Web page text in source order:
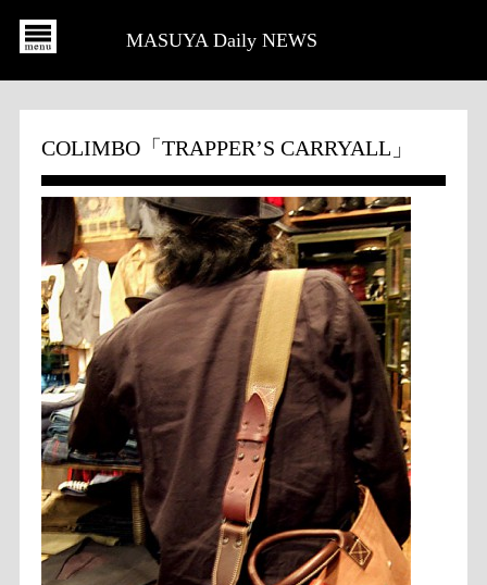
MASUYA Daily NEWS
COLIMBO「TRAPPER’S CARRYALL」